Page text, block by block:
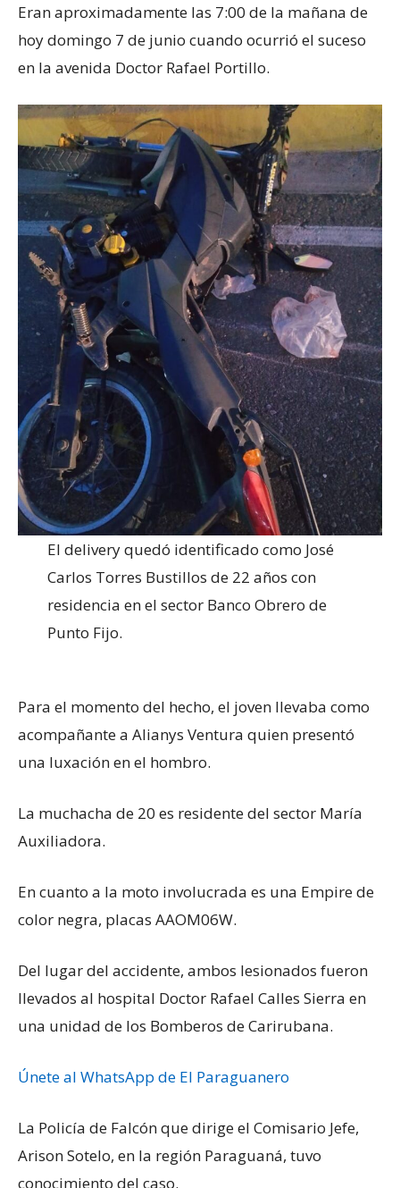
Eran aproximadamente las 7:00 de la mañana de
hoy domingo 7 de junio cuando ocurrió el suceso
en la avenida Doctor Rafael Portillo.
El delivery quedó identificado como José
Carlos Torres Bustillos de 22 años con
residencia en el sector Banco Obrero de
Punto Fijo.
Para el momento del hecho, el joven llevaba como
acompañante a Alianys Ventura quien presentó
una luxación en el hombro.
La muchacha de 20 es residente del sector María
Auxiliadora.
En cuanto a la moto involucrada es una Empire de
color negra, placas AAOM06W.
Del lugar del accidente, ambos lesionados fueron
llevados al hospital Doctor Rafael Calles Sierra en
una unidad de los Bomberos de Carirubana.
Únete al WhatsApp de El Paraguanero
La Policía de Falcón que dirige el Comisario Jefe,
Arison Sotelo, en la región Paraguaná, tuvo
conocimiento del caso.